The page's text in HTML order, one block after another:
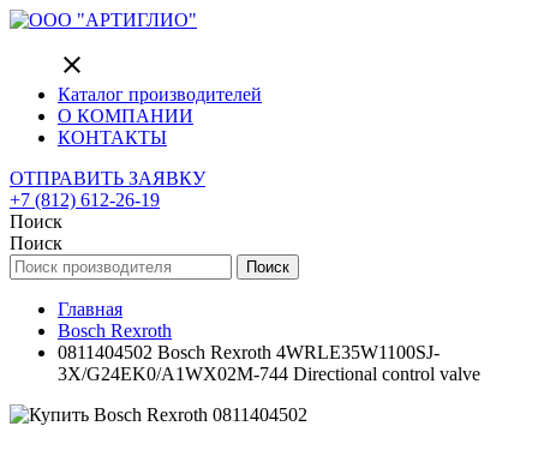
close
Каталог производителей
О КОМПАНИИ
КОНТАКТЫ
ОТПРАВИТЬ ЗАЯВКУ
+7 (812) 612-26-19
Поиск
Поиск
Поиск
Главная
Bosch Rexroth
0811404502 Bosch Rexroth 4WRLE35W1100SJ-
3X/G24EK0/A1WX02M-744 Directional control valve